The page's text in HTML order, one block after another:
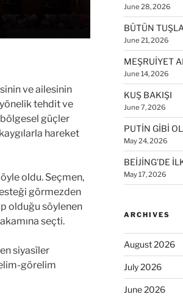
ve ailesinin
tehdit ve
güçler
hareket
oldu. Seçmen,
görmezden
olduğu söylenen
seçti.
siyasîler
görelim
June 28, 2026
BÜTÜN
June 21, 2026
MEŞRUİYET
June 14, 2026
KUŞ BAKIŞI
June 7, 2026
PUTİN GİBİ
May 24, 2026
BEİJİNG’DE
May 17, 2026
ARCHIVES
August 2026
July 2026
June 2026